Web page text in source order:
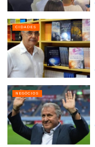
CIDADES
NEGÓCIOS